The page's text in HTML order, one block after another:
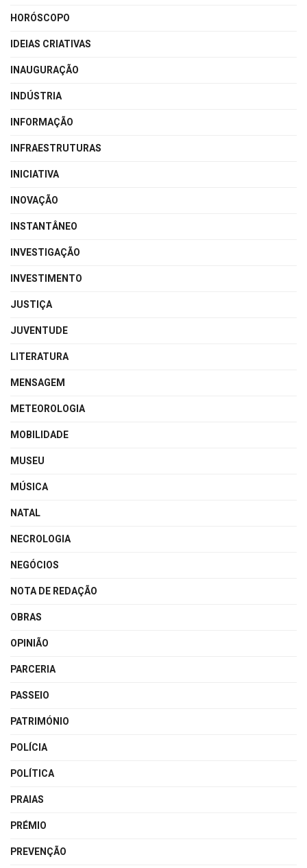
HORÓSCOPO
IDEIAS CRIATIVAS
INAUGURAÇÃO
INDÚSTRIA
INFORMAÇÃO
INFRAESTRUTURAS
INICIATIVA
INOVAÇÃO
INSTANTÂNEO
INVESTIGAÇÃO
INVESTIMENTO
JUSTIÇA
JUVENTUDE
LITERATURA
MENSAGEM
METEOROLOGIA
MOBILIDADE
MUSEU
MÚSICA
NATAL
NECROLOGIA
NEGÓCIOS
NOTA DE REDAÇÃO
OBRAS
OPINIÃO
PARCERIA
PASSEIO
PATRIMÓNIO
POLÍCIA
POLÍTICA
PRAIAS
PRÉMIO
PREVENÇÃO